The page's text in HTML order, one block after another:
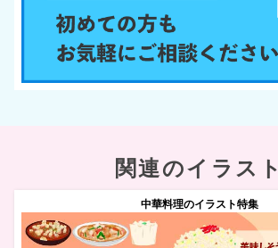
関連のイラスト
中華料理のイラスト特集